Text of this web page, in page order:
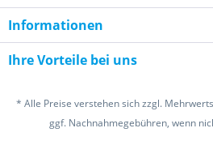
Informationen
Ihre Vorteile bei uns
* Alle Preise verstehen sich zzgl.
ggf. Nachnahmegebühren, wenn